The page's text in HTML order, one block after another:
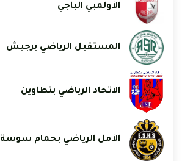
الأولمبي الباجي
المستقبل الرياضي برجيش
الاتحاد الرياضي بتطاوين
الأمل الرياضي بحمام سوسة